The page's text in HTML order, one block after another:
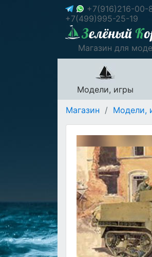
+7(916)216-00-
+7(499)995-25-19
Магазин для
Модели, игры
Магазин / Модели,